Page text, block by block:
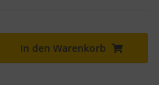
In den Warenkorb